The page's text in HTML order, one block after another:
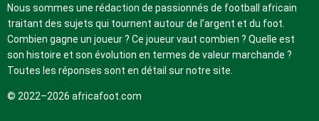
Nous sommes une rédaction de passionnés de football africain
traitant des sujets qui tournent autour de l’argent et du foot.
Combien gagne un joueur ? Ce joueur vaut combien ? Quelle est
son histoire et son évolution en termes de valeur marchande ?
Toutes les réponses sont en détail sur notre site.
© 2022–2026 africafoot.com